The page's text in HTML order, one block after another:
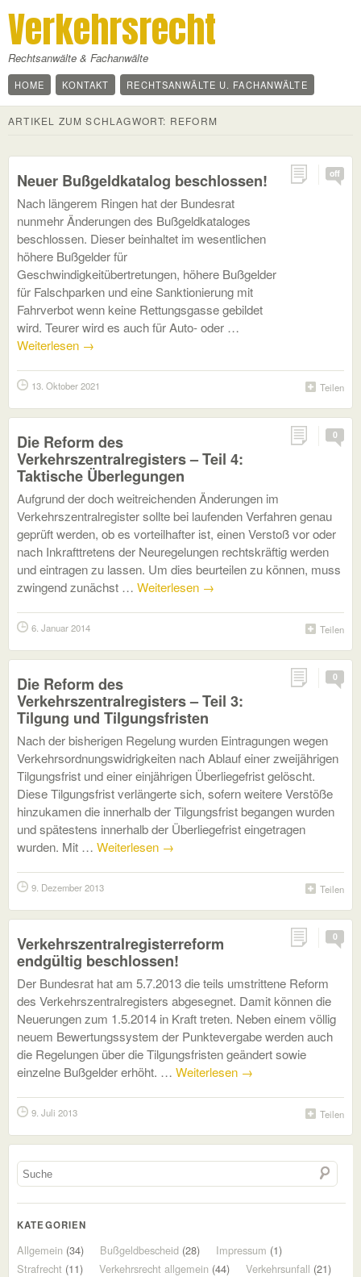
Verkehrsrecht
Rechtsanwälte & Fachanwälte
HOME KONTAKT RECHTSANWÄLTE U. FACHANWÄLTE
ARTIKEL ZUM SCHLAGWORT: REFORM
off
Neuer Bußgeldkatalog beschlossen!
Nach längerem Ringen hat der Bundesrat
nunmehr Änderungen des Bußgeldkataloges
beschlossen. Dieser beinhaltet im wesentlichen
höhere Bußgelder für
Geschwindigkeitübertretungen, höhere Bußgelder
für Falschparken und eine Sanktionierung mit
Fahrverbot wenn keine Rettungsgasse gebildet
wird. Teurer wird es auch für Auto- oder …
Weiterlesen →
Teilen
13. Oktober 2021
0
Die Reform des
Verkehrszentralregisters – Teil 4:
Taktische Überlegungen
Aufgrund der doch weitreichenden Änderungen im
Verkehrszentralregister sollte bei laufenden Verfahren genau
geprüft werden, ob es vorteilhafter ist, einen Verstoß vor oder
nach Inkrafttretens der Neuregelungen rechtskräftig werden
und eintragen zu lassen. Um dies beurteilen zu können, muss
zwingend zunächst … Weiterlesen →
Teilen
6. Januar 2014
0
Die Reform des
Verkehrszentralregisters – Teil 3:
Tilgung und Tilgungsfristen
Nach der bisherigen Regelung wurden Eintragungen wegen
Verkehrsordnungswidrigkeiten nach Ablauf einer zweijährigen
Tilgungsfrist und einer einjährigen Überliegefrist gelöscht.
Diese Tilgungsfrist verlängerte sich, sofern weitere Verstöße
hinzukamen die innerhalb der Tilgungsfrist begangen wurden
und spätestens innerhalb der Überliegefrist eingetragen
wurden. Mit … Weiterlesen →
Teilen
9. Dezember 2013
0
Verkehrszentralregisterreform
endgültig beschlossen!
Der Bundesrat hat am 5.7.2013 die teils umstrittene Reform
des Verkehrszentralregisters abgesegnet. Damit können die
Neuerungen zum 1.5.2014 in Kraft treten. Neben einem völlig
neuem Bewertungssystem der Punktevergabe werden auch
die Regelungen über die Tilgungsfristen geändert sowie
einzelne Bußgelder erhöht. … Weiterlesen →
Teilen
9. Juli 2013
KATEGORIEN
Allgemein (34) Bußgeldbescheid (28) Impressum (1)
Strafrecht (11) Verkehrsrecht allgemein (44) Verkehrsunfall (21)